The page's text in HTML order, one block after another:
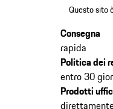
Questo sito
Consegna
rapida
Politica dei
entro 30
Prodotti